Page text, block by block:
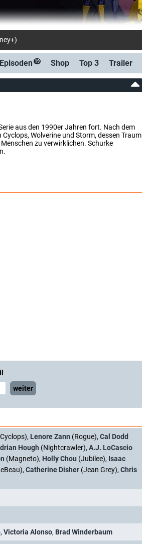
Episoden 19 Shop Top 3 Trailer
aus den 1990er Jahren fort. Nach dem
Wolverine und Storm, dessen Traum
zu verwirklichen. Schurke
weiter
Lenore Zann (Rogue), Cal Dodd
Hough (Nightcrawler), A.J. LoCascio
(Magneto), Holly Chou (Jubilee), Isaac
Catherine Disher (Jean Grey), Chris
, Victoria Alonso, Brad Winderbaum